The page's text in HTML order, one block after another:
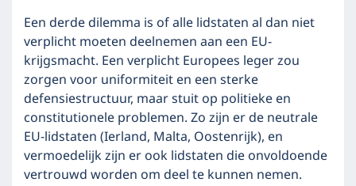
Een derde dilemma is of alle lidstaten al dan niet
verplicht moeten deelnemen aan een EU-
krijgsmacht. Een verplicht Europees leger zou
zorgen voor uniformiteit en een sterke
defensiestructuur, maar stuit op politieke en
constitutionele problemen. Zo zijn er de neutrale
EU-lidstaten (Ierland, Malta, Oostenrijk), en
vermoedelijk zijn er ook lidstaten die onvoldoende
vertrouwd worden om deel te kunnen nemen.